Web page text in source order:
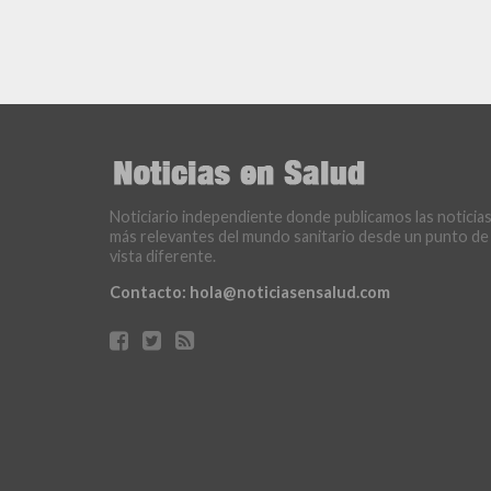
Noticiario independiente donde publicamos las noticias
más relevantes del mundo sanitario desde un punto de
vista diferente.
Contacto: hola@noticiasensalud.com